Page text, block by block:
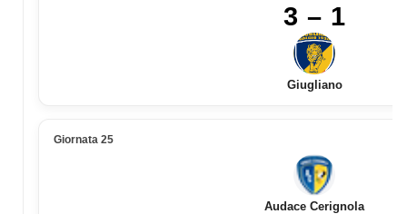
3 – 1
Giugliano
Giornata 25
Audace Cerignola